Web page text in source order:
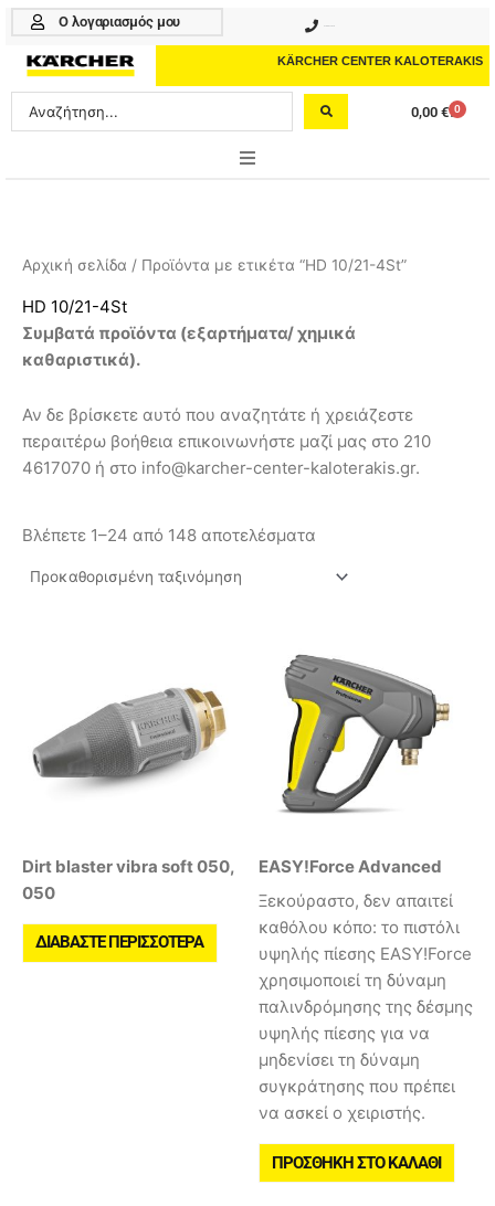
Μετάβαση
περιεχόμενο
Ο λογαριασμός μου
KÄRCHER CENTER KALOTERAKIS
Search
...
0,00 € 0
Cart
PROFESSIONAL
ΑΞΕΣΟΥΑΡ
ΥΠΗΡΕΣΙΕΣ-ΝΕΑ-ΛΥΣΕΙΣ
Αρχική σελίδα / Προϊόντα με ετικέτα “HD 10/21-4St”
HD 10/21-4St
Συμβατά προϊόντα (εξαρτήματα/ χημικά
καθαριστικά).
Αν δε βρίσκετε αυτό που αναζητάτε ή χρειάζεστε
περαιτέρω βοήθεια επικοινωνήστε μαζί μας στο 210
4617070 ή στο info@karcher-center-kaloterakis.gr.
Βλέπετε 1–24 από 148 αποτελέσματα
Dirt blaster vibra soft 050,
050
ΔΙΑΒΆΣΤΕ ΠΕΡΙΣΣΌΤΕΡΑ
EASY!Force Advanced
Ξεκούραστο, δεν απαιτεί
καθόλου κόπο: το πιστόλι
υψηλής πίεσης EASY!Force
χρησιμοποιεί τη δύναμη
παλινδρόμησης της δέσμης
υψηλής πίεσης για να
μηδενίσει τη δύναμη
συγκράτησης που πρέπει
να ασκεί ο χειριστής.
ΠΡΟΣΘΉΚΗ ΣΤΟ ΚΑΛΆΘΙ